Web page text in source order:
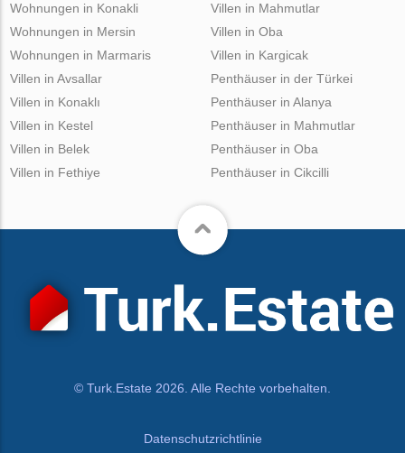
Wohnungen in Konakli
Wohnungen in Mersin
Wohnungen in Marmaris
Villen in Mahmutlar
Villen in Oba
Villen in Kargicak
Villen in Avsallar
Villen in Konaklı
Villen in Kestel
Villen in Belek
Villen in Fethiye
Penthäuser in der Türkei
Penthäuser in Alanya
Penthäuser in Mahmutlar
Penthäuser in Oba
Penthäuser in Cikcilli
© Turk.Estate 2026. Alle Rechte vorbehalten.
Datenschutzrichtlinie